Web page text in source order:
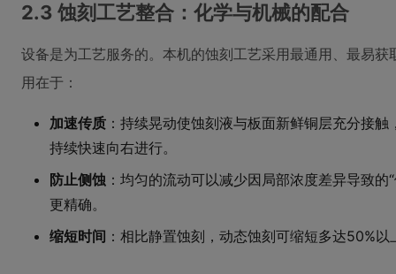
2.3 蚀刻工艺整合：化学与机械的配合
设备是为工艺服务的。本机的蚀刻工艺采用最通用、最易
用在于：
加速传质 ：持续晃动使蚀刻液与板面新鲜铜层充分接
持续快速向右进行。
防止侧蚀 ：均匀的流动可以减少因局部浓度差异导致
更精确。
缩短时间 ：相比静置蚀刻，动态蚀刻可缩短多达50%